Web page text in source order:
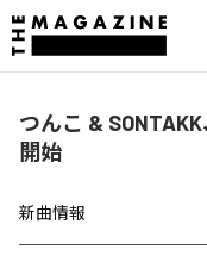
つんこ &
開始
新曲情報